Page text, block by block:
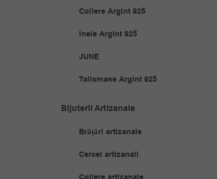
REDUS
Cutit Multifunctional
Coliere Argint 925
Inele Argint 925
JUNE
Talismane Argint 925
Bijuterii Artizanale
Brățări artizanale
Cercei artizanali